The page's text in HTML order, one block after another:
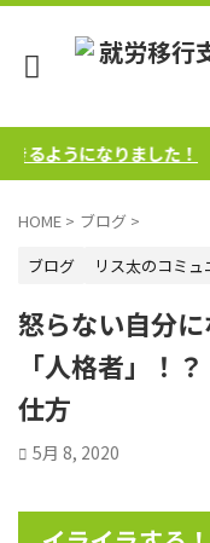
うになりました！
HOME > ブログ >
ブログ
リス太のコミ
怒らない自分
「人格者」！
仕方
5月 8, 2020